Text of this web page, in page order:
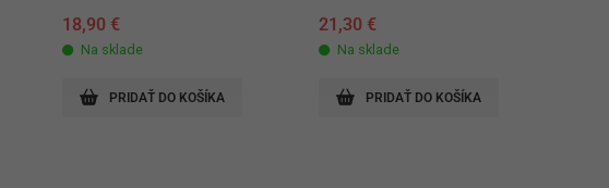
18,90 €
Na sklade
PRIDAŤ DO KOŠÍKA
21,30 €
Na sklade
PRIDAŤ DO KOŠÍKA